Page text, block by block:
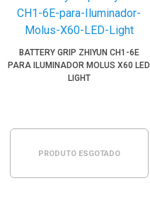
BATTERY GRIP ZHIYUN CH1-6E
PARA ILUMINADOR MOLUS X60 LED
LIGHT
PRODUTO ESGOTADO